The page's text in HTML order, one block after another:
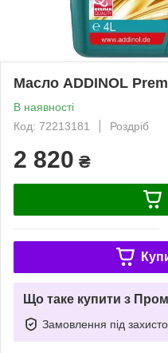
Масло ADDINOL
В наявності
Код: 72213181
Роздріб
2 820 ₴
Що таке купити з
Замовлення під